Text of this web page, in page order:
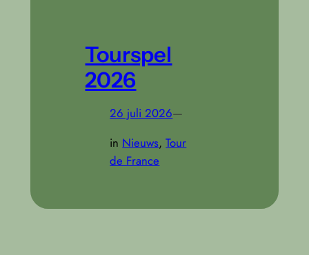
Tourspel
2026
26 juli 2026—
in Nieuws, Tour
de France